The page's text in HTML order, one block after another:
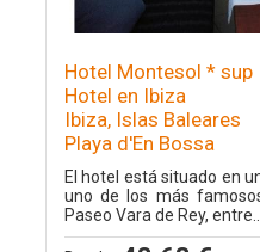
Hotel Montesol * sup
Hotel en Ibiza
Ibiza, Islas Baleares
Playa d'En Bossa
El hotel está situado en
uno de los más
Paseo Vara de Rey, entre...